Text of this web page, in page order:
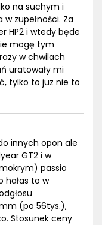
na suchym i
zupełności. Za
HP2 i wtedy będe
mogę tym
w chwilach
uratowały mi
tylko to juz nie to
innych opon ale
GT2 i w
passio
hałas to w
(po 56tys.),
Stosunek ceny